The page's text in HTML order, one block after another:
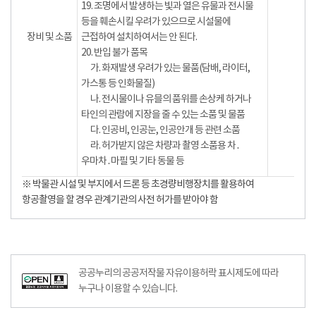
장비 및 소품
19. 조명에서 발생하는 빛과 열은 유물과 전시물
등을 훼손시킬 우려가 있으므로 시설물에
근접하여 설치하여서는 안 된다.
20. 반입 불가 품목
가. 화재발생 우려가 있는 물품(담배, 라이터,
가스통 등 인화물질)
나. 전시물이나 유믈의 품위를 손상케 하거나
타인의 관람에 지장을 줄 수 있는 소품 및 물품
다. 인공비, 인공눈, 인공안개 등 관련 소품
라. 허가받지 않은 차량과 촬영 소품용 차․
우마차․마필 및 기타 동물 등
※ 박물관 시설 및 부지에서 드론 등 초경량비행장치를 활용하여
항공촬영을 할 경우 관계기관의 사전 허가를 받아야 함
공공누리의 공공저작물 자유이용허락 표시제도에 따라
누구나 이용할 수 있습니다.